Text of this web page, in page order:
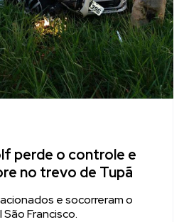
perde o controle e
no trevo de Tupã
e socorreram o
Francisco.